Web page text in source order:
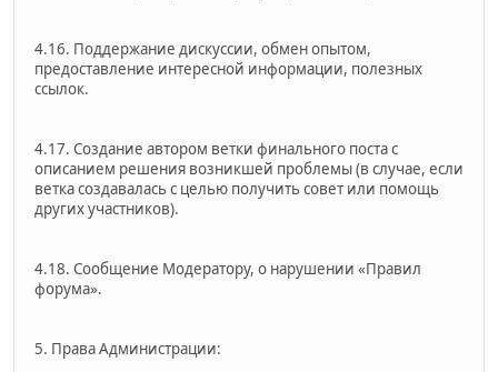
4.16. Поддержание дискуссии, обмен опытом,
предоставление интересной информации, полезных
ссылок.
4.17. Создание автором ветки финального поста с
описанием решения возникшей проблемы (в случае, если
ветка создавалась с целью получить совет или помощь
других участников).
4.18. Сообщение Модератору, о нарушении «Правил
форума».
5. Права Администрации: